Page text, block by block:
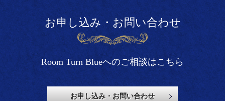
お申し込み・お問い合わせ
Room Turn Blueへのご相談はこちら
お申し込み・お問い合わせ